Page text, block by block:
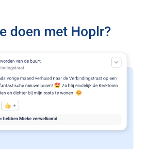
doen met Hoplr?